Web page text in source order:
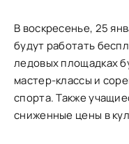
В воскресенье, 25
будут работать
ледовых площадках
мастер-классы и
спорта. Также
сниженные цены в